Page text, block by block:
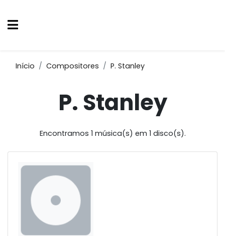
Início Compositores P. Stanley
P. Stanley
Encontramos 1 música(s) em 1 disco(s).